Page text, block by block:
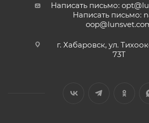
Написать письмо:
Написать письмо:
г. Хабаровск, ул.
73Т